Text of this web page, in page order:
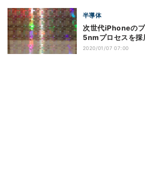
半導体
次世代iPhoneの
5nmプロセスを採
2020/01/07 07:00